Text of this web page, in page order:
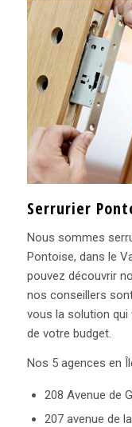
Serrurier
Nous sommes
Pontoise, dans le
pouvez découvrir
nos conseillers
vous la solution
de votre budget.
Nos 5 agences en
208 Avenue de
207 avenue de